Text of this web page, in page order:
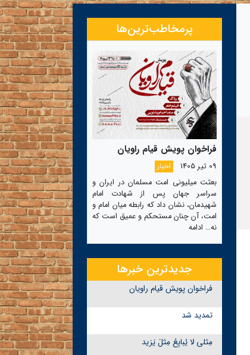
پرمخاطب‌ترین‌ها
فراخوان پویش قیام راویان
09 تیر 1405
اخبار
بعثت میلیونی امت مسلمان در ایران و
سراسر جهان پس از شهادت امام
شهیدمان، نشان داد که رابطه میان امام و
امت، آن چنان مستحکم و عمیق است که
نه… ادامه
جدیدترین خبرها
فراخوان پویش قیام راویان
تمدید شد
مِثلی لا یُبایِعُ مِثلَ یَزید